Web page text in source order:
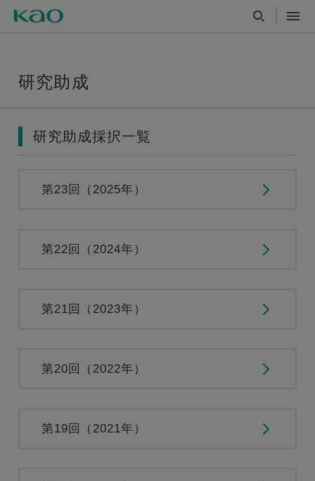
研究助成
研究助成採択一覧
第23回（2025年）
第22回（2024年）
第21回（2023年）
第20回（2022年）
第19回（2021年）